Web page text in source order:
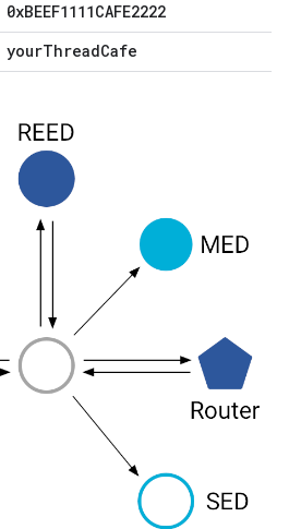
0xBEEF1111CAFE2222
yourThreadCafe